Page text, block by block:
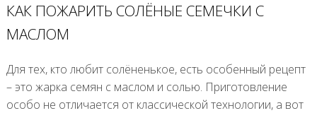
КАК ПОЖАРИТЬ СОЛЁНЫЕ СЕМЕЧКИ С
МАСЛОМ
Для тех, кто любит солёненькое, есть особенный рецепт
– это жарка семян с маслом и солью. Приготовление
особо не отличается от классической технологии, а вот